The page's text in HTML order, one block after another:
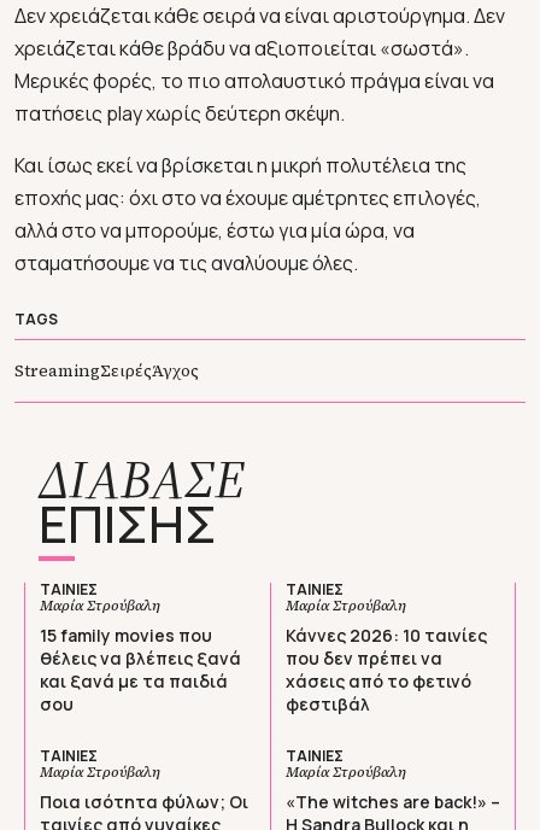
Δεν χρειάζεται κάθε σειρά να είναι αριστούργημα. Δεν
χρειάζεται κάθε βράδυ να αξιοποιείται «σωστά».
Μερικές φορές, το πιο απολαυστικό πράγμα είναι να
πατήσεις play χωρίς δεύτερη σκέψη.
Και ίσως εκεί να βρίσκεται η μικρή πολυτέλεια της
εποχής μας: όχι στο να έχουμε αμέτρητες επιλογές,
αλλά στο να μπορούμε, έστω για μία ώρα, να
σταματήσουμε να τις αναλύουμε όλες.
TAGS
StreamingΣειρέςΆγχος
ΔΙΑΒΑΣΕ
ΕΠΙΣΗΣ
ΤΑΙΝΙΕΣ
Μαρία Στρούβαλη
15 family movies που
θέλεις να βλέπεις ξανά
και ξανά με τα παιδιά
σου
ΤΑΙΝΙΕΣ
Μαρία Στρούβαλη
Κάννες 2026: 10 ταινίες
που δεν πρέπει να
χάσεις από το φετινό
φεστιβάλ
ΤΑΙΝΙΕΣ
Μαρία Στρούβαλη
Ποια ισότητα φύλων; Οι
ταινίες από γυναίκες
ΤΑΙΝΙΕΣ
Μαρία Στρούβαλη
«The witches are back!» –
Η Sandra Bullock και η